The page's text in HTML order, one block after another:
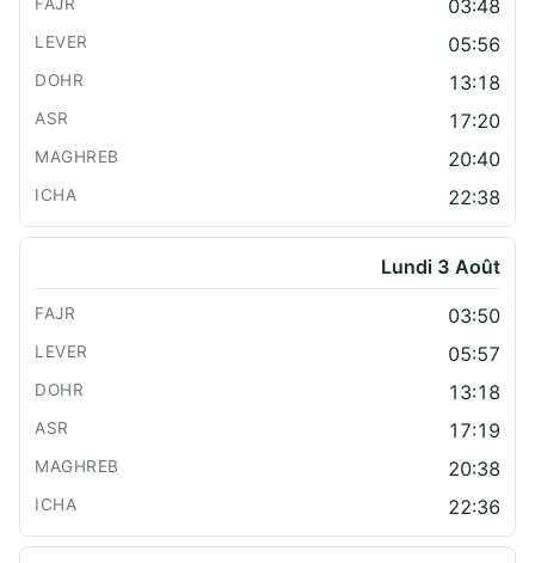
03:48
05:56
13:18
17:20
20:40
22:38
Lundi 3 Août
03:50
05:57
13:18
17:19
20:38
22:36